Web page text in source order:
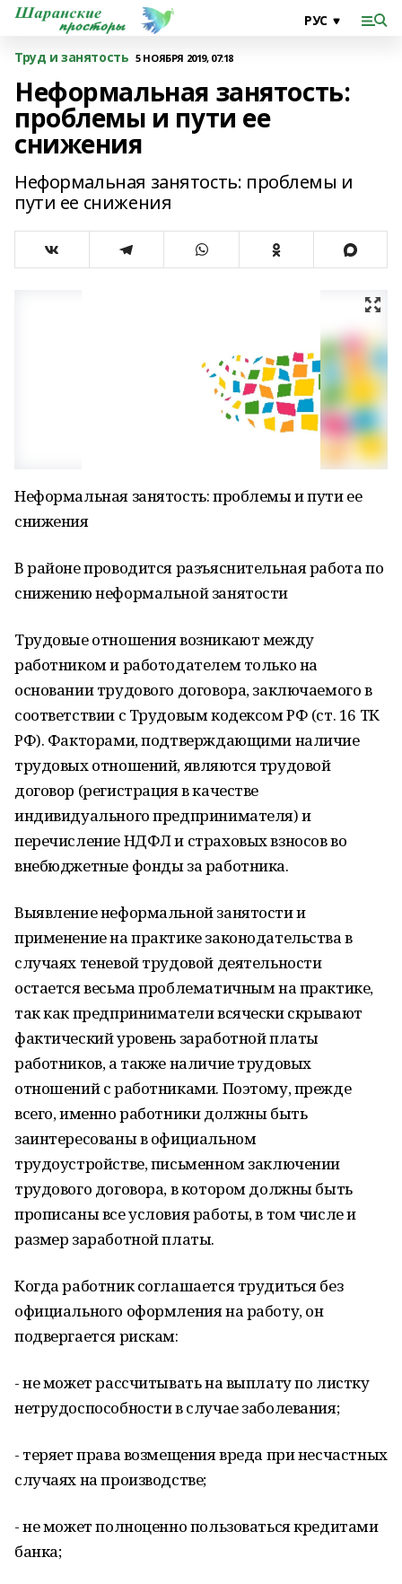
Труд и занятость 5 НОЯБРЯ 2019, 07:18
Неформальная занятость:
проблемы и пути ее
снижения
Неформальная занятость: проблемы и
пути ее снижения
Неформальная занятость: проблемы и пути ее
снижения
В районе проводится разъяснительная работа по
снижению неформальной занятости
Трудовые отношения возникают между
работником и работодателем только на
основании трудового договора, заключаемого в
соответствии с Трудовым кодексом РФ (ст. 16 ТК
РФ). Факторами, подтверждающими наличие
трудовых отношений, являются трудовой
договор (регистрация в качестве
индивидуального предпринимателя) и
перечисление НДФЛ и страховых взносов во
внебюджетные фонды за работника.
Выявление неформальной занятости и
применение на практике законодательства в
случаях теневой трудовой деятельности
остается весьма проблематичным на практике,
так как предприниматели всячески скрывают
фактический уровень заработной платы
работников, а также наличие трудовых
отношений с работниками. Поэтому, прежде
всего, именно работники должны быть
заинтересованы в официальном
трудоустройстве, письменном заключении
трудового договора, в котором должны быть
прописаны все условия работы, в том числе и
размер заработной платы.
Когда работник соглашается трудиться без
официального оформления на работу, он
подвергается рискам:
- не может рассчитывать на выплату по листку
нетрудоспособности в случае заболевания;
- теряет права возмещения вреда при несчастных
случаях на производстве;
- не может полноценно пользоваться кредитами
банка;